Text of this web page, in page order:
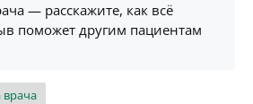
— расскажите, как всё
поможет другим пациентам
врача